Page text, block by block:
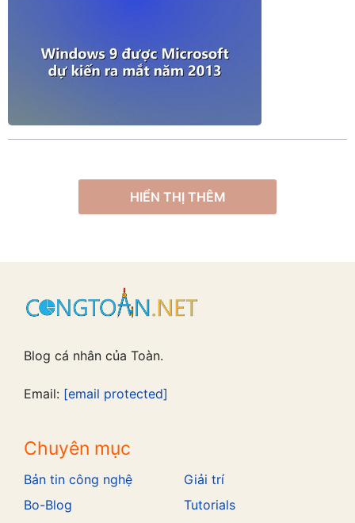
HIỂN THỊ THÊM
Blog cá nhân của Toàn.
Email: [email protected]
Chuyên mục
Bản tin công nghệ
Bo-Blog
Giải trí
Tutorials